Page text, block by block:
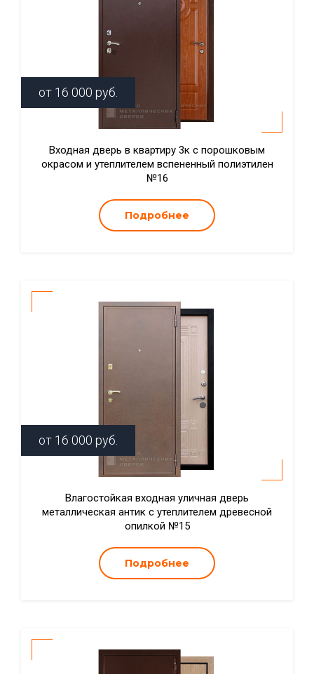
от 16 000 руб.
Входная дверь в квартиру 3к с порошковым
окрасом и утеплителем вспененный полиэтилен
№16
Подробнее
от 16 000 руб.
Влагостойкая входная уличная дверь
металлическая антик с утеплителем древесной
опилкой №15
Подробнее